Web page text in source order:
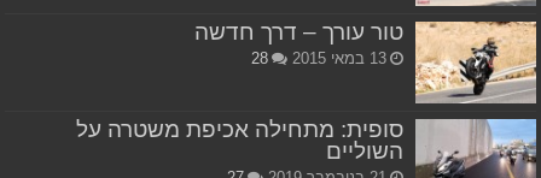
טור עורך – דרך חדשה
13 במאי 2015 28
סופית: מתחילה אכיפת משטרה על
השוליים